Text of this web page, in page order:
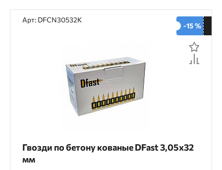
Сечение
3 мм
Гальванизация Фосфатирование
Материал
Арт: DFCN30532K
-15 %
Гвозди по бетону кованые DFast 3,05х32
мм